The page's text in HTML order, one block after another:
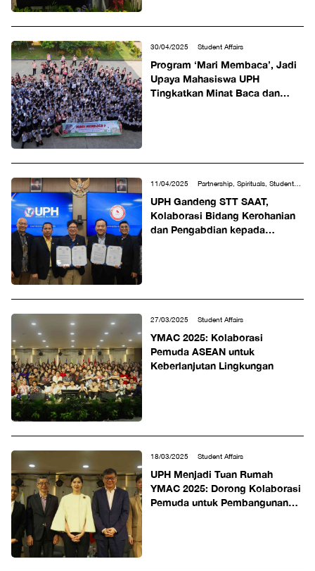
30/04/2025 Student Affairs
Program ‘Mari Membaca’, Jadi
Upaya Mahasiswa UPH
Tingkatkan Minat Baca dan
11/04/2025
UPH Gandeng STT SAAT,
Kolaborasi Bidang Kerohanian
dan Pengabdian kepada
27/03/2025 Student Affairs
YMAC 2025: Kolaborasi
Pemuda ASEAN untuk
Keberlanjutan Lingkungan
18/03/2025 Student Affairs
UPH Menjadi Tuan Rumah
YMAC 2025: Dorong Kolaborasi
Pemuda untuk Pembangunan